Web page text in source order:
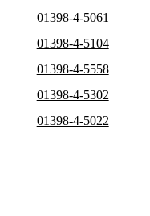
01398-4-5061
01398-4-5104
01398-4-5558
01398-4-5302
01398-4-5022